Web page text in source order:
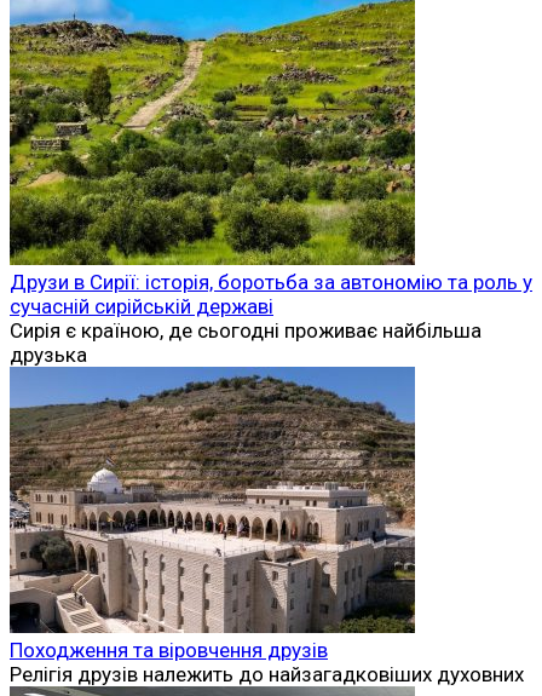
Друзи в Сирії: історія, боротьба за автономію та роль у
сучасній сирійській державі
Сирія є країною, де сьогодні проживає найбільша
друзька
Походження та віровчення друзів
Релігія друзів належить до найзагадковіших духовних